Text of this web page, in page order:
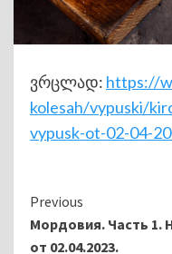
ვრცლად: https://
kolesah/vypuski/
vypusk-ot-02-04-
Continue
Reading
Previous
Мордовия. Часть 1.
от 02.04.2023.